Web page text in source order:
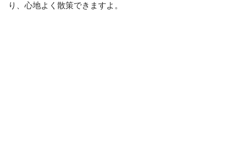
り、心地よく散策できますよ。